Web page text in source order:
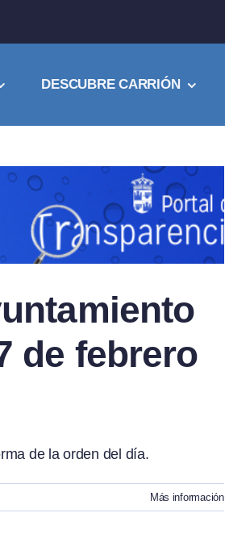
DESCUBRE CARRIÓN
de febrero
de la orden del día.
Más información